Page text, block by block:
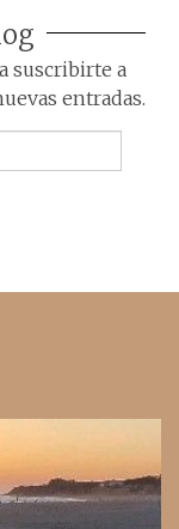
suscribirte a
entradas.